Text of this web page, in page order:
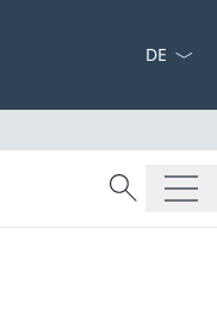
Cercare
Ricerca